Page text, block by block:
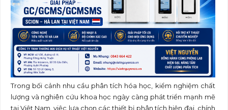
Trong bối cảnh nhu cầu phân tích hóa học, kiểm nghiệm chất
lượng và nghiên cứu khoa học ngày càng phát triển mạnh mẽ
tại Việt Nam, việc lựa chọn các thiết bị phân tích hiện đại, chính